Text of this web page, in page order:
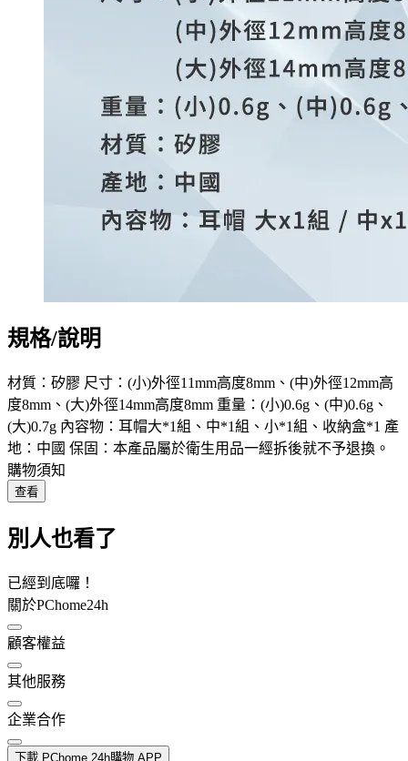
規格/說明
材質：矽膠 尺寸：(小)外徑11mm高度8mm、(中)外徑12mm高
度8mm、(大)外徑14mm高度8mm 重量：(小)0.6g、(中)0.6g、
(大)0.7g 內容物：耳帽大*1組、中*1組、小*1組、收納盒*1 產
地：中國 保固：本產品屬於衛生用品一經拆後就不予退換。
購物須知
查看
別人也看了
已經到底囉！
關於PChome24h
顧客權益
其他服務
企業合作
下載 PChome 24h購物 APP